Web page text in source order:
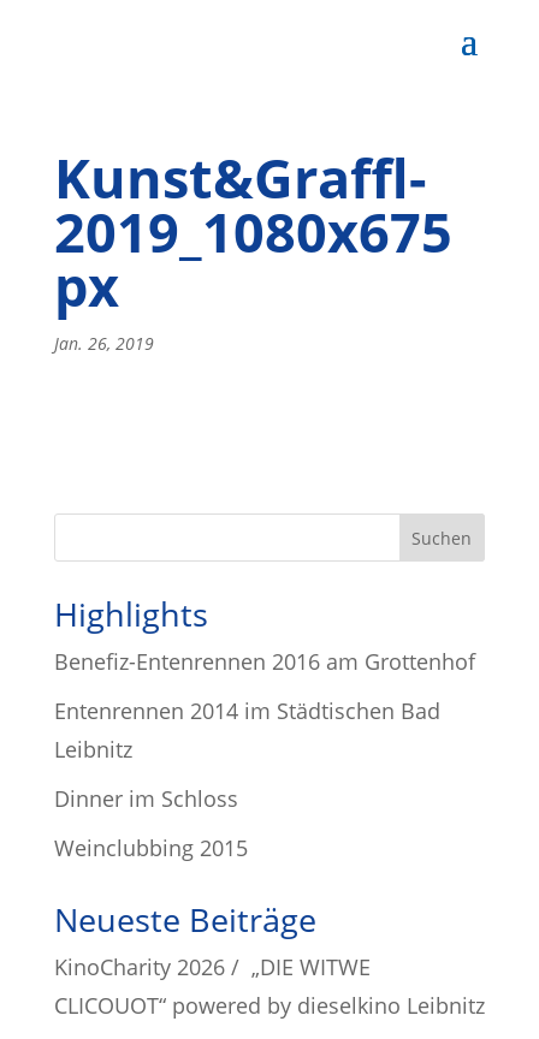
Kunst&Graffl-
2019_1080x675
px
Jan. 26, 2019
Highlights
Benefiz-Entenrennen 2016 am Grottenhof
Entenrennen 2014 im Städtischen Bad
Leibnitz
Dinner im Schloss
Weinclubbing 2015
Neueste Beiträge
KinoCharity 2026 / „DIE WITWE
CLICOUOT“ powered by dieselkino Leibnitz